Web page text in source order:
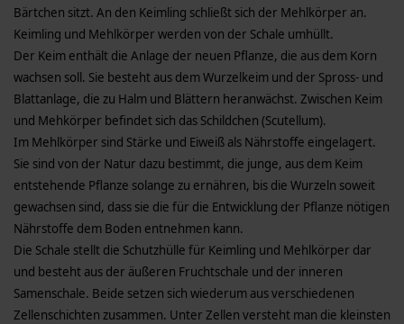
Bärtchen sitzt. An den Keimling schließt sich der Mehlkörper an.
Keimling und Mehlkörper werden von der Schale umhüllt.
Der Keim enthält die Anlage der neuen Pflanze, die aus dem Korn
wachsen soll. Sie besteht aus dem Wurzelkeim und der Spross- und
Blattanlage, die zu Halm und Blättern heranwächst. Zwischen Keim
und Mehkörper befindet sich das Schildchen (Scutellum).
Im Mehlkörper sind Stärke und Eiweiß als Nährstoffe eingelagert.
Sie sind von der Natur dazu bestimmt, die junge, aus dem Keim
entstehende Pflanze solange zu ernähren, bis die Wurzeln soweit
gewachsen sind, dass sie die für die Entwicklung der Pflanze nötigen
Nährstoffe dem Boden entnehmen kann.
Die Schale stellt die Schutzhülle für Keimling und Mehlkörper dar
und besteht aus der äußeren Fruchtschale und der inneren
Samenschale. Beide setzen sich wiederum aus verschiedenen
Zellenschichten zusammen. Unter Zellen versteht man die kleinsten